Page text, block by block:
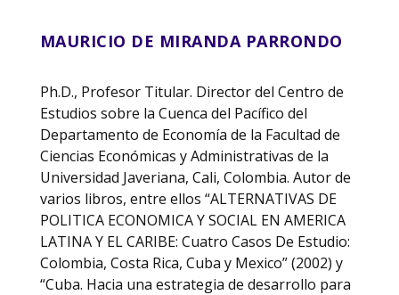
MAURICIO DE MIRANDA PARRONDO
Ph.D., Profesor Titular. Director del Centro de
Estudios sobre la Cuenca del Pacífico del
Departamento de Economía de la Facultad de
Ciencias Económicas y Administrativas de la
Universidad Javeriana, Cali, Colombia. Autor de
varios libros, entre ellos “ALTERNATIVAS DE
POLITICA ECONOMICA Y SOCIAL EN AMERICA
LATINA Y EL CARIBE: Cuatro Casos De Estudio:
Colombia, Costa Rica, Cuba y Mexico” (2002) y
“Cuba. Hacia una estrategia de desarrollo para